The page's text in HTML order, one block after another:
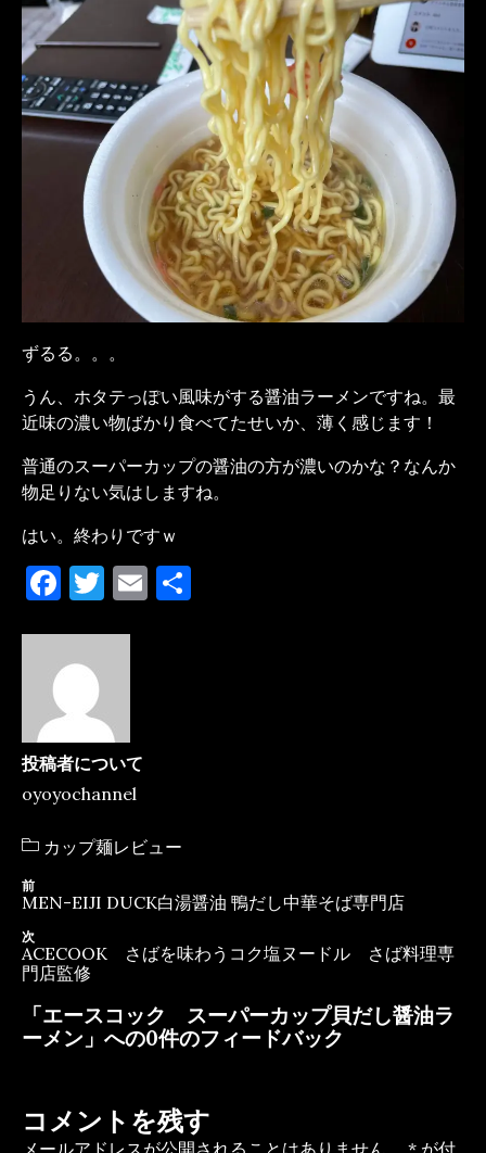
ずるる。。。
うん、ホタテっぽい風味がする醤油ラーメンですね。最
近味の濃い物ばかり食べてたせいか、薄く感じます！
普通のスーパーカップの醤油の方が濃いのかな？なんか
物足りない気はしますね。
はい。終わりですｗ
F
c
b
o
o
T
r
E
投稿者について
oyoyochannel
カ
テ
リ
ー
カップ麺レビュー
投
ナ
ビ
ゲ
ー
ン
前
の
投
稿
前
MEN-EIJI DUCK白湯醤油 鴨だし中華そば専門店
次
の
投
次
ACECOOK さばを味わうコク塩ヌードル さば料理専
門店監修
「エースコック スーパーカップ貝だし醤油ラ
ーメン」への0件のフィードバック
コメントを残す
メールアドレスが公開されることはありません。 * が付